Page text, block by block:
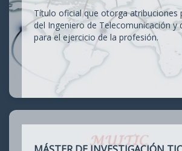
Título oficial que otorga atribuciones
del Ingeniero de Telecomunicación y
para el ejercicio de la profesión.